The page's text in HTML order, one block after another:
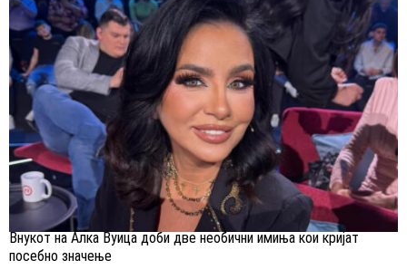
Внукот на Алка Вуица доби две необични имиња кои кријат
посебно значење